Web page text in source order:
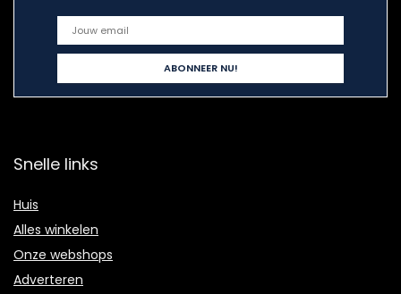
Snelle links
Huis
Alles winkelen
Onze webshops
Adverteren